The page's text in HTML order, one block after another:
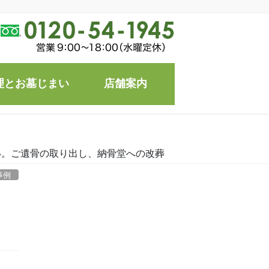
とお墓じまい 店舗案内
ご遺骨の取り出し、納骨堂への改葬